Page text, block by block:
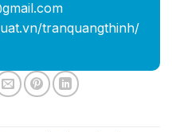
tranquangthinh/